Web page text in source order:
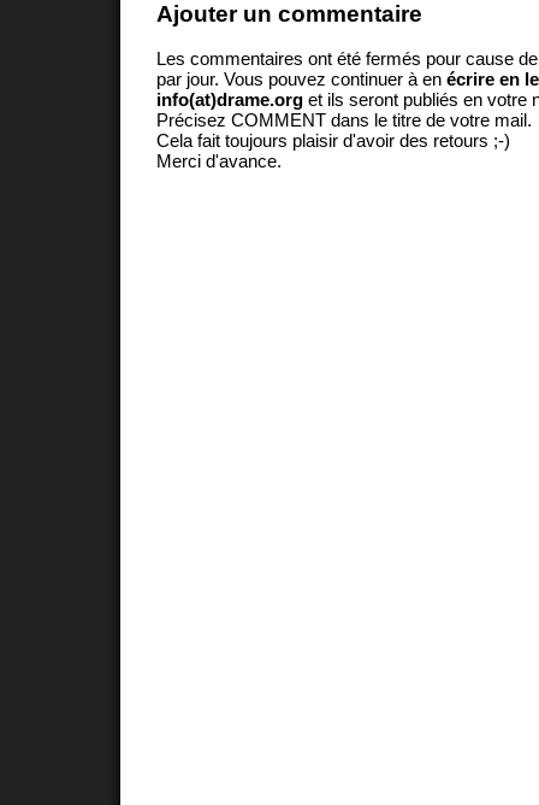
Ajouter un commentaire
Les commentaires ont été fermés pour cause
par jour. Vous pouvez continuer à en écrire en
info(at)drame.org et ils seront publiés en votre
Précisez COMMENT dans le titre de votre mail.
Cela fait toujours plaisir d'avoir des retours ;-)
Merci d'avance.